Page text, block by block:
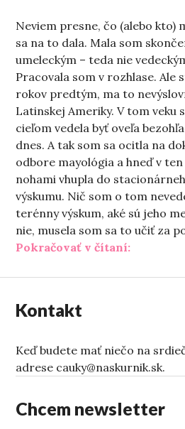
Neviem presne, čo (alebo kto)
sa na to dala. Mala som
umeleckým – teda nie
Pracovala som v rozhlase. Ale
rokov predtým, ma to
Latinskej Ameriky. V tom veku
cieľom vedela byť oveľa
dnes. A tak som sa ocitla na
odbore mayológia a hneď v
nohami vhupla do
výskumu. Nič som o tom
terénny výskum, aké sú jeho
nie, musela som sa to učiť za
Pokračovať v čítaní:
Kontakt
Keď budete mať niečo na
adrese cauky@naskurnik.sk.
Chcem newsletter